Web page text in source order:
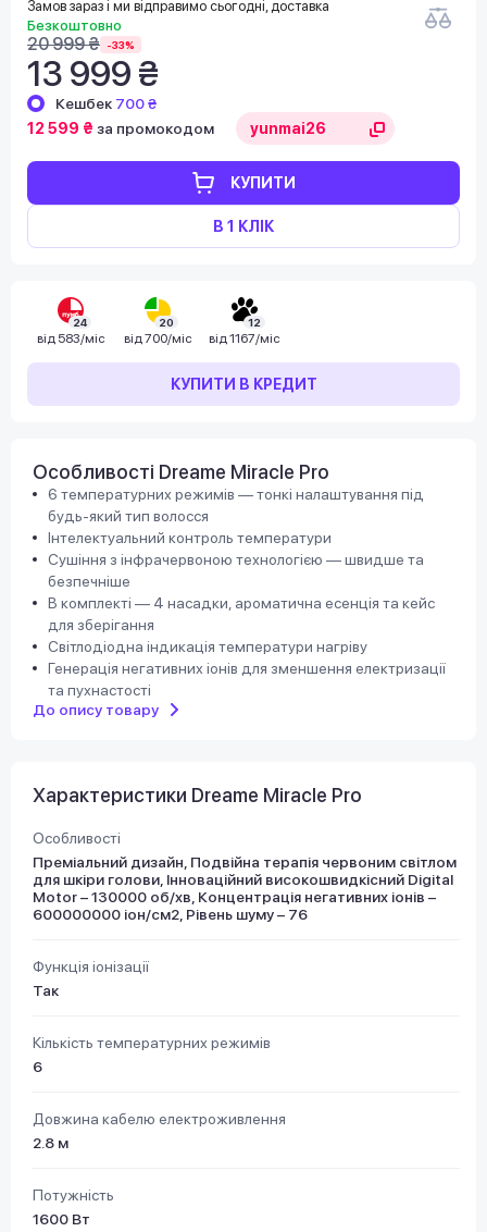
Замов зараз і ми відправимо сьогодні, доставка
Безкоштовно
20 999 ₴ -33%
13 999 ₴
КУПИТИ
В 1 КЛІК
Кешбек 700 ₴
12 599 ₴ за промокодом
24
від 583/міс
20
від700/міс
12
від1167/міс
КУПИТИ В КРЕДИТ
Особливості Dreame Miracle Pro
6 температурних режимів — тонкі налаштування під
будь-який тип волосся
Інтелектуальний контроль температури
Сушіння з інфрачервоною технологією — швидше та
безпечніше
В комплекті — 4 насадки, ароматична есенція та кейс
для зберігання
Світлодіодна індикація температури нагріву
Генерація негативних іонів для зменшення електризації
та пухнастості
До опису товару
Характеристики Dreame Miracle Pro
Особливості
Преміальний дизайн, Подвійна терапія червоним світлом
для шкіри голови, Інноваційний високошвидкісний Digital
Motor – 130000 об/хв, Концентрація негативних іонів –
600000000 іон/см2, Рівень шуму – 76
Функція іонізації
Так
Кількість температурних режимів
6
Довжина кабелю електроживлення
2.8 м
Потужність
1600 Вт